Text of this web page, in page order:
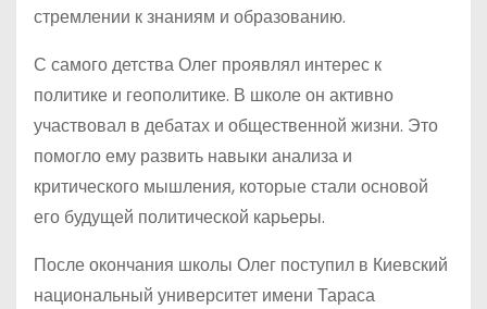
стремлении к знаниям и образованию.
С самого детства Олег проявлял интерес к
политике и геополитике. В школе он активно
участвовал в дебатах и общественной жизни. Это
помогло ему развить навыки анализа и
критического мышления, которые стали основой
его будущей политической карьеры.
После окончания школы Олег поступил в Киевский
национальный университет имени Тараса